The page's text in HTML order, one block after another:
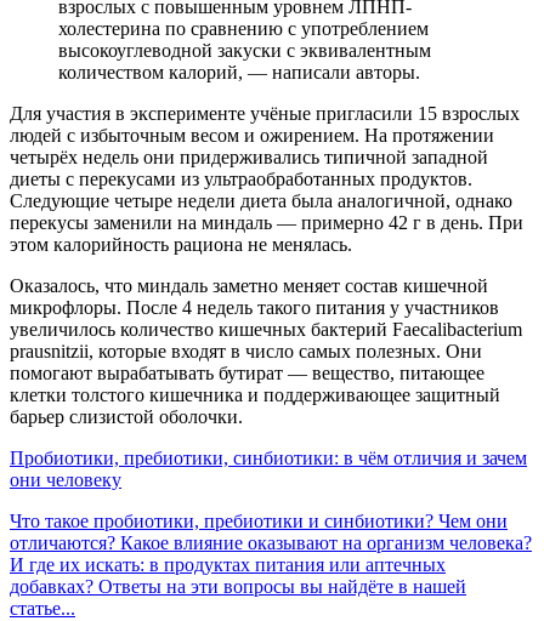
взрослых с повышенным уровнем ЛПНП-
холестерина по сравнению с употреблением
высокоуглеводной закуски с эквивалентным
количеством калорий, — написали авторы.
Для участия в эксперименте учёные пригласили 15 взрослых
людей с избыточным весом и ожирением. На протяжении
четырёх недель они придерживались типичной западной
диеты с перекусами из ультраобработанных продуктов.
Следующие четыре недели диета была аналогичной, однако
перекусы заменили на миндаль — примерно 42 г в день. При
этом калорийность рациона не менялась.
Оказалось, что миндаль заметно меняет состав кишечной
микрофлоры. После 4 недель такого питания у участников
увеличилось количество кишечных бактерий Faecalibacterium
prausnitzii, которые входят в число самых полезных. Они
помогают вырабатывать бутират — вещество, питающее
клетки толстого кишечника и поддерживающее защитный
барьер слизистой оболочки.
Пробиотики, пребиотики, синбиотики: в чём отличия и зачем
они человеку
Что такое пробиотики, пребиотики и синбиотики? Чем они
отличаются? Какое влияние оказывают на организм человека?
И где их искать: в продуктах питания или аптечных
добавках? Ответы на эти вопросы вы найдёте в нашей
статье...